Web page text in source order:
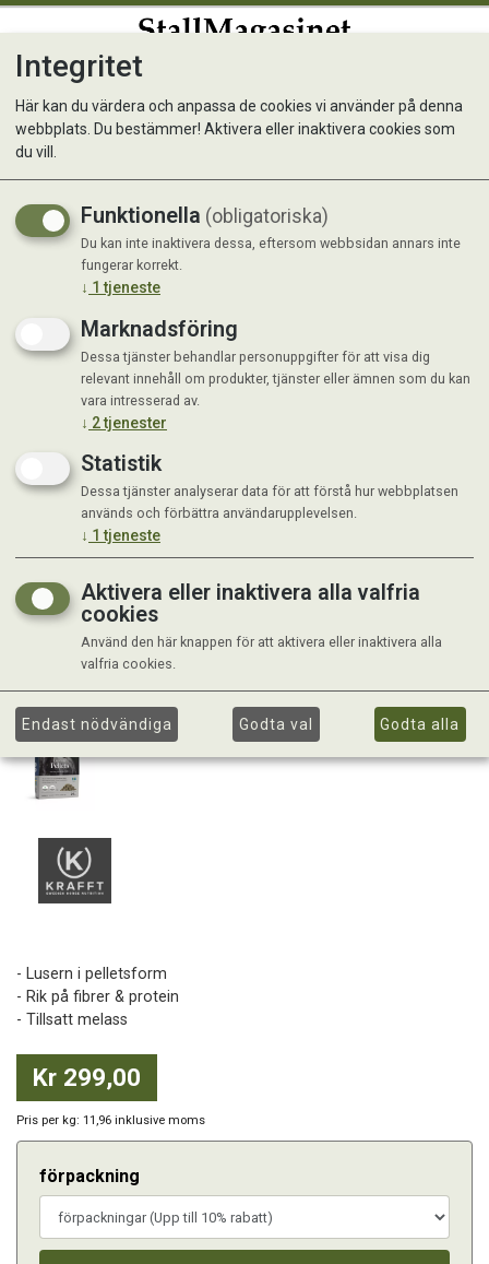
Krafft Lucerne Pellets 20 kg
- Lusern i pelletsform
- Rik på fibrer & protein
- Tillsatt melass
Kr 299,00
Pris per kg: 11,96 inklusive moms
förpackning
Integritet
Här kan du värdera och anpassa de cookies vi använder på denna
webbplats. Du bestämmer! Aktivera eller inaktivera cookies som
du vill.
Funktionella (obligatoriska)
Du kan inte inaktivera dessa, eftersom webbsidan annars inte
fungerar korrekt.
↓ 1 tjeneste
Marknadsföring
Dessa tjänster behandlar personuppgifter för att visa dig
relevant innehåll om produkter, tjänster eller ämnen som du kan
vara intresserad av.
↓ 2tjenester
Statistik
Dessa tjänster analyserar data för att förstå hur webbplatsen
används och förbättra användarupplevelsen.
↓ 1 tjeneste
Aktivera eller inaktivera alla valfria
cookies
Använd den här knappen för att aktivera eller inaktivera alla
valfria cookies.
Endast nödvändiga Godta val Godta alla